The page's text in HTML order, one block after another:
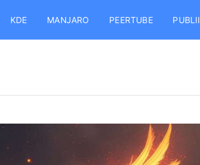
KDE MANJARO PEERTUBE PUBLII